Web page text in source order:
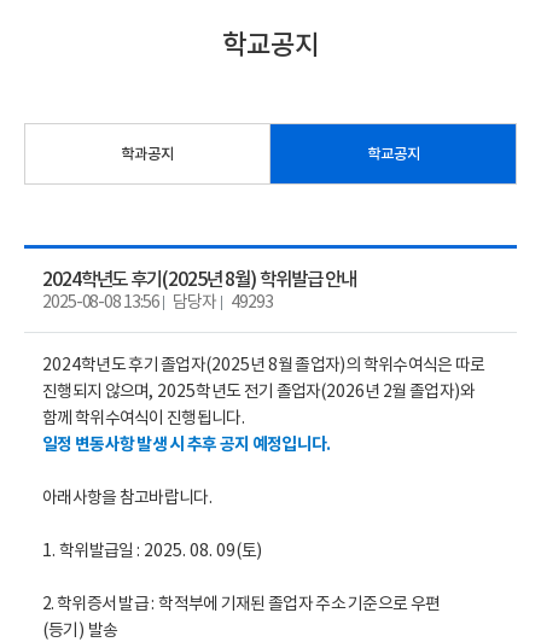
학교공지
학과공지 학교공지
2024학년도 후기(2025년 8월) 학위발급 안내
2025-08-08 13:56 담당자 49293
2024학년도 후기 졸업자(2025년8월 졸업자)의 학위수여식은 따로
진행되지 않으며, 2025학년도 전기 졸업자(2026년 2월 졸업자)와
함께 학위수여식이 진행됩니다.
일정 변동사항 발생 시 추후 공지 예정입니다.
아래사항을 참고바랍니다.
1. 학위발급일 : 2025. 08. 09(토)
2. 학위증서 발급:학적부에 기재된 졸업자 주소 기준으로 우편
(등기) 발송